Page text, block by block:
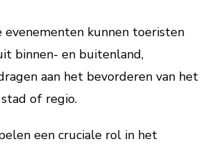
evenementen kunnen toeristen
binnen- en buitenland,
aan het bevorderen van het
of regio.
een cruciale rol in het